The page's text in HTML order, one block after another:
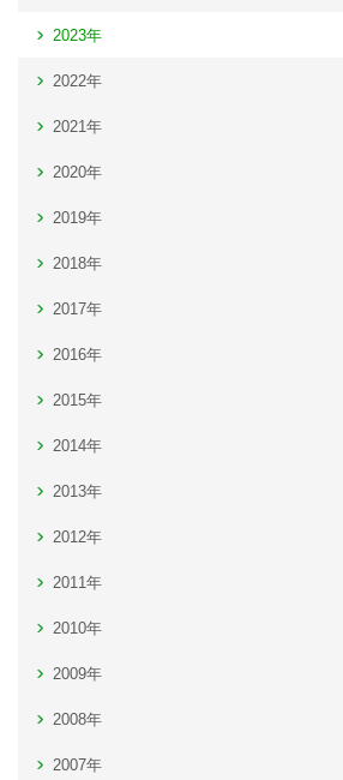
2023年
2022年
2021年
2020年
2019年
2018年
2017年
2016年
2015年
2014年
2013年
2012年
2011年
2010年
2009年
2008年
2007年